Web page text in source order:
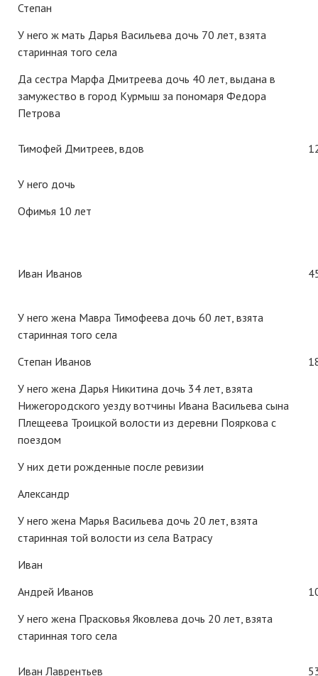
Степан
У него ж мать Дарья Васильева дочь 70 лет, взята
старинная того села
Да сестра Марфа Дмитреева дочь 40 лет, выдана в
замужество в город Курмыш за пономаря Федора
Петрова
Тимофей Дмитреев, вдов
У него дочь
Офимья 10 лет
Иван Иванов
У него жена Мавра Тимофеева дочь 60 лет, взята
старинная того села
Степан Иванов
У него жена Дарья Никитина дочь 34 лет, взята
Нижегородского уезду вотчины Ивана Васильева сына
Плещеева Троицкой волости из деревни Пояркова с
поездом
У них дети рожденные после ревизии
Александр
У него жена Марья Васильева дочь 20 лет, взята
старинная той волости из села Ватрасу
Иван
Андрей Иванов
У него жена Прасковья Яковлева дочь 20 лет, взята
старинная того села
Иван Лаврентьев